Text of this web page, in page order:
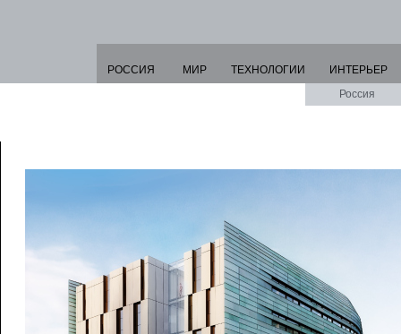
РОССИЯ МИР ТЕХНОЛОГИИ
ИНТЕРЬЕР
Россия